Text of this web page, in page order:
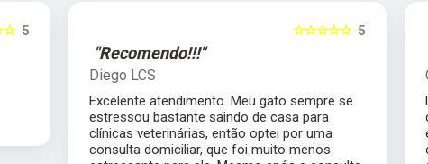
5 5
☆☆☆☆☆
"Recomendo!!!"
Diego LCS
Excelente atendimento. Meu gato sempre se
estressou bastante saindo de casa para
clínicas veterinárias, então optei por uma
consulta domiciliar, que foi muito menos